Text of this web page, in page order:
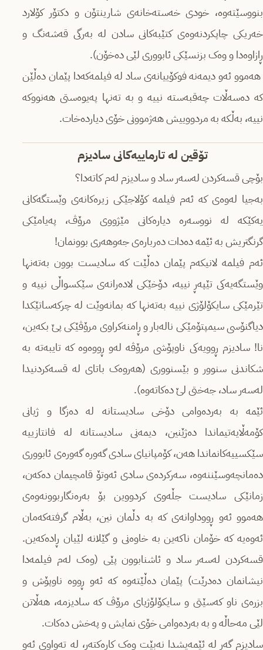
بنووسێتەوە، خودی خەستەخانەی شارینتۆن و دکتۆر کۆلارد
خەریکی چاپکردنەوەی کتێبەکانی سادن لە بەرگی قەشەنگ و
ڕازاوەدا و وەک بزنسێکی ئابووری لێی دەخۆن).
هەموو ئەو دیمەنە فوکۆییانەی ساد لە فیلمەکەدا پێمان دەڵێن
کە دەسەڵات چەقبەستە نییە و بە تەنها پەیوەستی هەنووکە
نییە، بەڵکە بە مردووییش هەژموونی خۆی دیاردەخات.
تۆقین لە تارماییەکانی سادیزم
بۆچی قسەکردن لەسەر ساد و سادیزم لەم کاتەدا؟
بەجیا لەوەی کە ئەم فیلمە کۆلاجێکی زیرەکانەی وێستگەکانی
یەکێکە لە نووسەرە دیارەکانی مێژووی مرۆڤ، پەیامێکی
گرنگتریش بە ئێمە دەدات دەربارەی جەوهەری بوونمان!
ئەم فیلمە لانیکەم پێمان دەڵێت کە سادیست بوون بەتەنها
وێستگەیەکی تێپەڕ نییە، دۆخێکی لادەرانەی سێکسواڵی نییە و
تێرمێکی سایکۆلۆژی نییە بەتەنها کە بمانەوێت لە چرکەساتێکدا
دیاگنۆسی سیمپتۆمێکی نالەبار و ڕامنەکراوی مرۆڤێکی پێ بکەین،
نا! سادیزم ڕوویەکی ناوپۆشی مرۆڤە لەو ڕووەوە کە تایبەتە بە
شکاندنی سنوور و بێسنووری (هەروەک باتای لە قسەکردنیدا
لەسەر ساد، جەختی لێ دەکاتەوە).
ئێمە بە بەردەوامی دۆخی سادیستانە لە دەزگا و ژیانی
کۆمەڵایەتیماندا دەژێنین، دیمەنی سادیستانە لە فانتازییە
سێکسییەکانماندا هەن، کۆمپانیای سادی گەورە گەورەی ئابووری
دەمانچەوسێننەوە، سەرکردەی سادی ئەوتۆ قامچیمان دەکەن،
زمانێکی سادیست جڵەوی کردووین بۆ بەرەنگاربوونەوەی
هەموو ئەو ڕووداوانەی کە بە دڵمان نین، بەڵام گرفتەکەمان
ئەوەیە کە خۆمان ناکەین بە خاوەنی و گێلانە لێیان ڕادەکەین.
قسەکردن لەسەر ساد و ئاشنابوون پێی (وەک لەم فیلمەدا
نیشانمان دەدرێت) پێمان دەڵێتەوە کە ئەو ڕووە ناوپۆش و
بزرەی ناو کەسێتی و سایکۆلۆژیای مرۆڤ کە سادیزمە، هەڵاتن
لێی مەحاڵە و بە بەردەوامی خۆی نمایش و پەخش دەکات.
سادیزم گەر لە ئێمەیشدا نەبێت وەک کارەکتەر، لە تەواوی ئەو